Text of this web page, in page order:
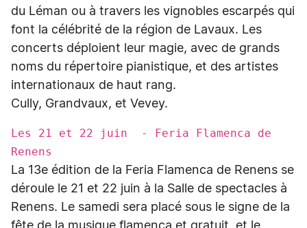
du Léman ou à travers les vignobles escarpés qui
font la célébrité de la région de Lavaux. Les
concerts déploient leur magie, avec de grands
noms du répertoire pianistique, et des artistes
internationaux de haut rang.
Cully, Grandvaux, et Vevey.
Les 21 et 22 juin - Feria Flamenca de
Renens
La 13e édition de la Feria Flamenca de Renens se
déroule le 21 et 22 juin à la Salle de spectacles à
Renens. Le samedi sera placé sous le signe de la